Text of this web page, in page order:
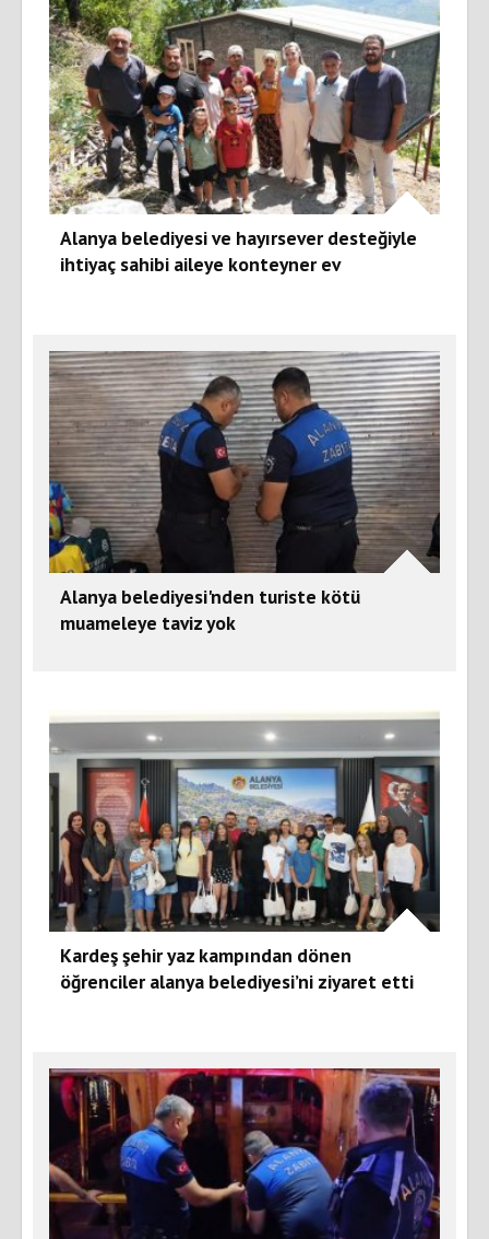
Alanya belediyesi ve hayırsever desteğiyle
ihtiyaç sahibi aileye konteyner ev
Alanya belediyesi'nden turiste kötü
muameleye taviz yok
Kardeş şehir yaz kampından dönen
öğrenciler alanya belediyesi’ni ziyaret etti